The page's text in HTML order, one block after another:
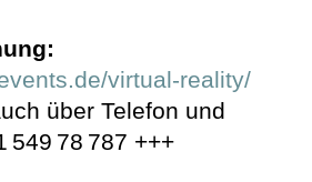
virtual-reality/
über Telefon und
549 78 787 +++